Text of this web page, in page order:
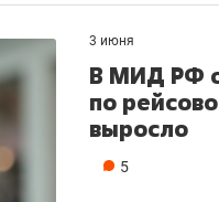
3 июня
В МИД РФ
по
выросло
5